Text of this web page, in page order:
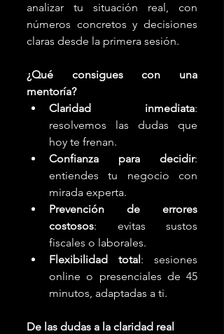
analizar tu situación real, con
números concretos y decisiones
claras desde la primera sesión.
¿Qué consigues con una
mentoría?
Claridad inmediata:
resolvemos las dudas que
hoy te frenan.
Confianza para decidir:
entiendes tu negocio con
mirada experta.
Prevención de errores
costosos: evitas sustos
fiscales o laborales.
Flexibilidad total: sesiones
online o presenciales de 45
minutos, adaptadas a ti.
De las dudas a la claridad real